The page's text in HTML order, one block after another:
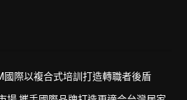
國際以複合式培訓打造轉職者後盾